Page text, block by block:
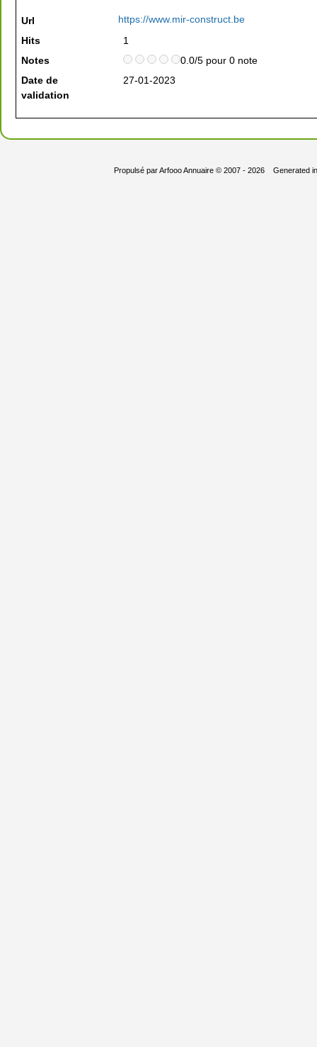
Url
https://www.mir-construct.be
Hits
1
Notes
0.0/5 pour 0 note
Date de
validation
27-01-2023
Propulsé parArfooo Annuaire© 2007 - 2026 Generated